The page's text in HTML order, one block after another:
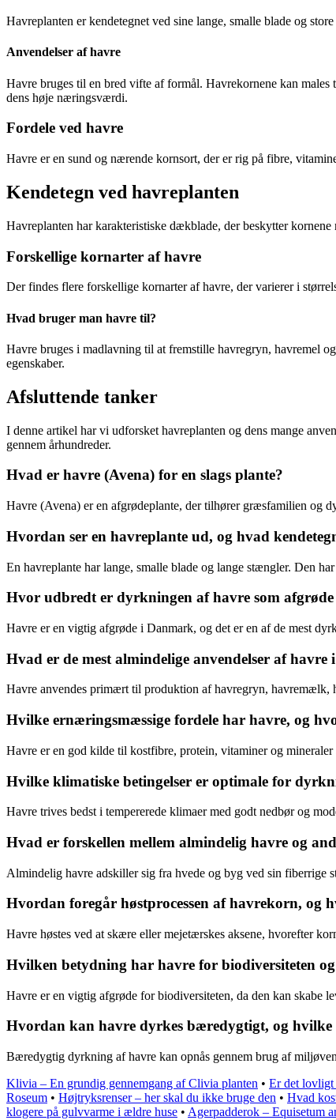
Havreplanten er kendetegnet ved sine lange, smalle blade og
Anvendelser af havre
Havre bruges til en bred vifte af formål. Havrekornene kan
dens høje næringsværdi.
Fordele ved havre
Havre er en sund og nærende kornsort, der er rig på fibre,
Kendetegn ved havreplanten
Havreplanten har karakteristiske dækblade, der beskytter
Forskellige kornarter af havre
Der findes flere forskellige kornarter af havre, der varierer i
Hvad bruger man havre til?
Havre bruges i madlavning til at fremstille havregryn, havremel
egenskaber.
Afsluttende tanker
I denne artikel har vi udforsket havreplanten og dens mange
gennem århundreder.
Hvad er havre (Avena) for en slags plante?
Havre (Avena) er en afgrødeplante, der tilhører græsfamilien og
Hvordan ser en havreplante ud, og hvad
En havreplante har lange, smalle blade og lange stængler. Den
Hvor udbredt er dyrkningen af havre som
Havre er en vigtig afgrøde i Danmark, og det er en af de mest
Hvad er de mest almindelige anvendelser af havre
Havre anvendes primært til produktion af havregryn, havremælk,
Hvilke ernæringsmæssige fordele har havre, og
Havre er en god kilde til kostfibre, protein, vitaminer og
Hvilke klimatiske betingelser er optimale for
Havre trives bedst i tempererede klimaer med godt nedbør og
Hvad er forskellen mellem almindelig havre og
Almindelig havre adskiller sig fra hvede og byg ved sin fiberrige
Hvordan foregår høstprocessen af havrekorn, og
Havre høstes ved at skære eller mejetærskes aksene, hvorefter
Hvilken betydning har havre for biodiversiteten og
Havre er en vigtig afgrøde for biodiversiteten, da den kan skabe
Hvordan kan havre dyrkes bæredygtigt, og
Bæredygtig dyrkning af havre kan opnås gennem brug af
Klivia – En grundig gennemgang af Clivia planten • Er det lovligt
Roseum • Højtryksrenser – her skal du ikke bruge den • Hvad
klogere på gulvvarme i ældre huse • Agerpadderok – Equisetum